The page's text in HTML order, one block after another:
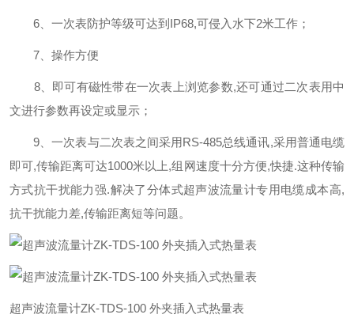
6、一次表防护等级可达到IP68,可侵入水下2米工作；
7、操作方便
8、即可有磁性带在一次表上浏览参数,还可通过二次表用中
文进行参数再设定或显示；
9、一次表与二次表之间采用RS-485总线通讯,采用普通电缆
即可,传输距离可达1000米以上,组网速度十分方便,快捷.这种传输
方式抗干扰能力强.解决了分体式超声波流量计专用电缆成本高,
抗干扰能力差,传输距离短等问题。
超声波流量计ZK-TDS-100 外夹插入式热量表